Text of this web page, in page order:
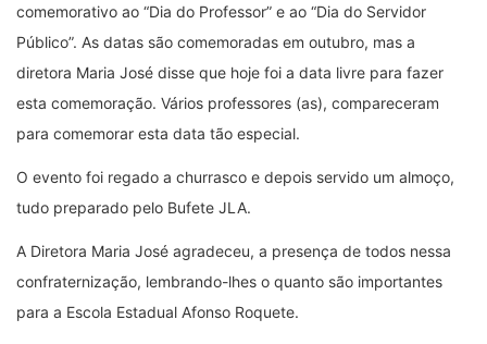
comemorativo ao “Dia do Professor” e ao “Dia do Servidor
Público”. As datas são comemoradas em outubro, mas a
diretora Maria José disse que hoje foi a data livre para fazer
esta comemoração. Vários professores (as), compareceram
para comemorar esta data tão especial.
O evento foi regado a churrasco e depois servido um almoço,
tudo preparado pelo Bufete JLA.
A Diretora Maria José agradeceu, a presença de todos nessa
confraternização, lembrando-lhes o quanto são importantes
para a Escola Estadual Afonso Roquete.